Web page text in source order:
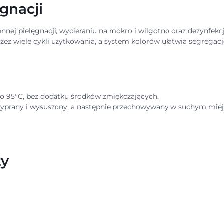
pielęgnacji, wycieraniu na mokro i wilgotno oraz
wiele cykli użytkowania, a system kolorów ułatwia
bez dodatku środków zmiękczających.
i wysuszony, a następnie przechowywany w suchym